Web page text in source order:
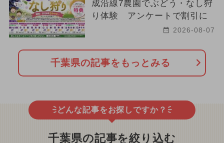
成沿線7農園でぶどう・なし狩
り体験 アンケートで割引に
2026-08-07
千葉県の記事をもっとみる
どんな記事をお探しですか？
千葉県の記事を絞り込む